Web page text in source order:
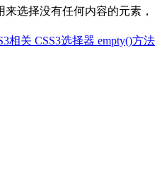
选择没有任何内容的元素，
相关 CSS3选择器 empty()方法